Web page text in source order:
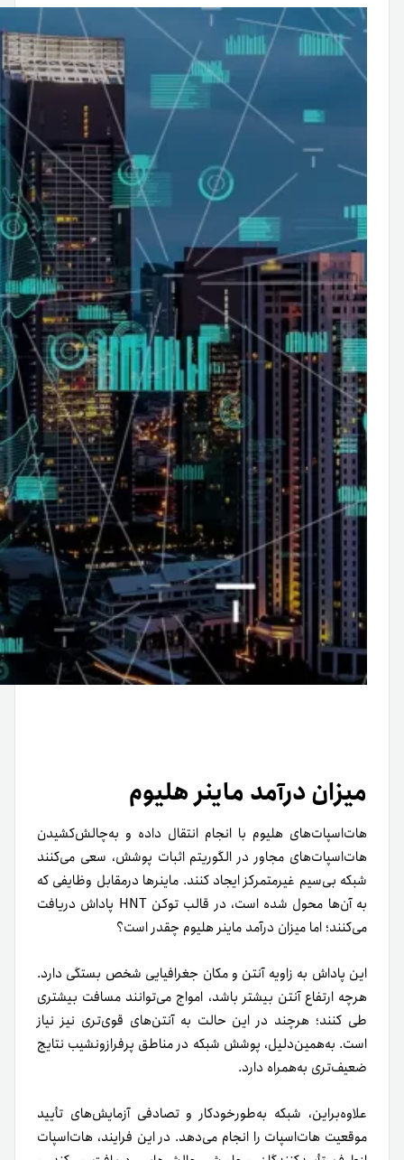
میزان درآمد ماینر هلیوم
هات‌اسپات‌های هلیوم با انجام انتقال داده و به‌چالش‌کشیدن
هات‌اسپات‌های مجاور در الگوریتم اثبات پوشش، سعی می‌کنند
شبکه بی‌سیم غیرمتمرکز ایجاد کنند. ماینرها در‌مقابل وظایفی که
به آن‌ها محول شده است، در قالب توکن HNT پاداش دریافت
می‌‌کنند؛ اما میزان درآمد ماینر هلیوم چقدر است؟
این پاداش به زاویه آنتن و مکان جغرافیایی شخص بستگی دارد.
هرچه ارتفاع آنتن بیشتر باشد، امواج می‌توانند مسافت بیشتری
طی کنند؛ هر‌چند در این حالت به آنتن‌های قوی‌تری نیز نیاز
است. به‌همین‌دلیل، پوشش شبکه در مناطق پرفراز‌و‌نشیب نتایج
ضعیف‌تری به‌همراه دارد.
علاوه‌براین، شبکه به‌طور‌خودکار و تصادفی آزمایش‌های تأیید
موقعیت هات‌اسپات را انجام می‌دهد. در این فرایند، هات‌اسپات